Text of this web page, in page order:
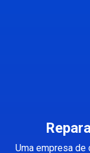
Uma empresa